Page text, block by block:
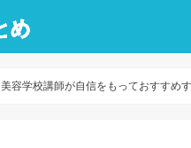
美容学校講師が自信をもっておすすめ